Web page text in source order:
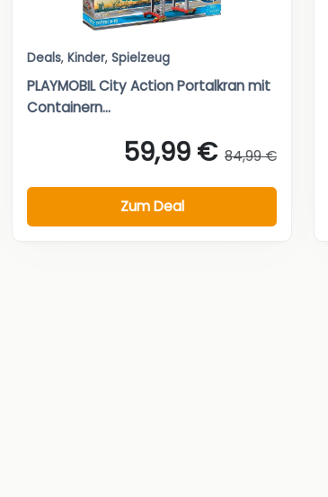
Deals, Kinder, Spielzeug
PLAYMOBIL City Action Portalkran mit
Containern...
59,99 € 84,99 €
Zum Deal